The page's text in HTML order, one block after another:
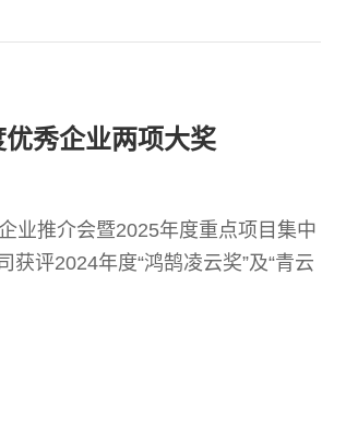
秀企业两项大奖
业推介会暨2025年度重点项目集中
评2024年度“鸿鹄凌云奖”及“青云